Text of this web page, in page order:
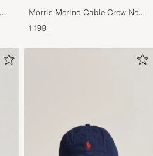
Morris Merino Cable Crew Neck
Light Brown
1 199,-